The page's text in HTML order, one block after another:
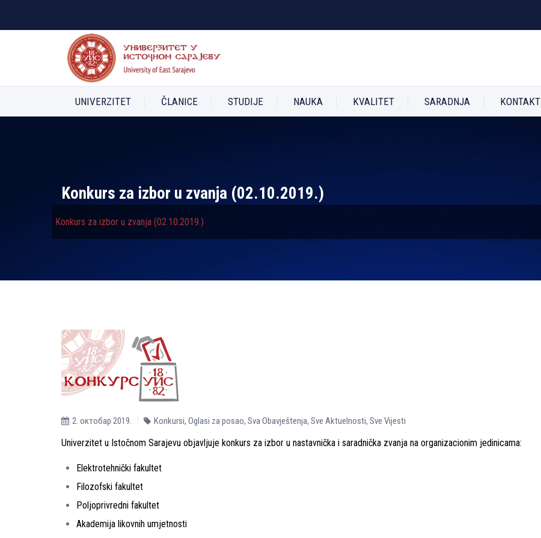
UNIVERZITET ČLANICE STUDIJE NAUKA KVALITET SARADNJA KONTAKT
Konkurs za izbor u zvanja (02.10.2019.)
Konkurs za izbor u zvanja (02.10.2019.)
2. октобар 2019. Konkursi, Oglasi za posao, Sva Obavještenja, Sve Aktuelnosti, Sve Vijesti
Univerzitet u Istočnom Sarajevu objavlјuje konkurs za izbor u nastavnička i saradnička zvanja na organizacionim jedinicama:
Elektrotehnički fakultet
Filozofski fakultet
Polјoprivredni fakultet
Akademija likovnih umjetnosti